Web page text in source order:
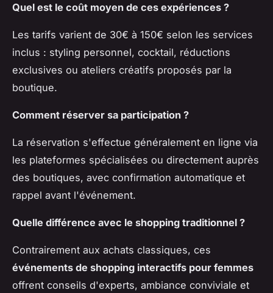
Quel est le coût moyen de ces expériences ?
Les tarifs varient de 30€ à 150€ selon les services
inclus : styling personnel, cocktail, réductions
exclusives ou ateliers créatifs proposés par la
boutique.
Comment réserver sa participation ?
La réservation s'effectue généralement en ligne via
les plateformes spécialisées ou directement auprès
des boutiques, avec confirmation automatique et
rappel avant l'événement.
Quelle différence avec le shopping traditionnel ?
Contrairement aux achats classiques, ces
événements de shopping interactifs pour femmes
offrent conseils d'experts, ambiance conviviale et